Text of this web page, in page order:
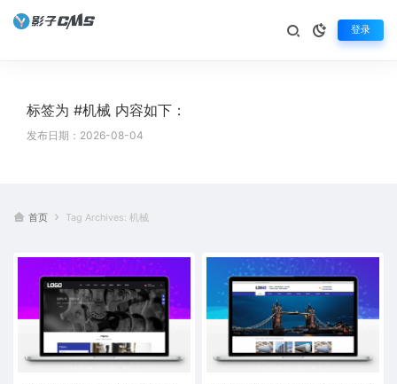
登录
标签为 #机械 内容如下：
发布日期：2026-08-04
首页 Tag Archives: 机械